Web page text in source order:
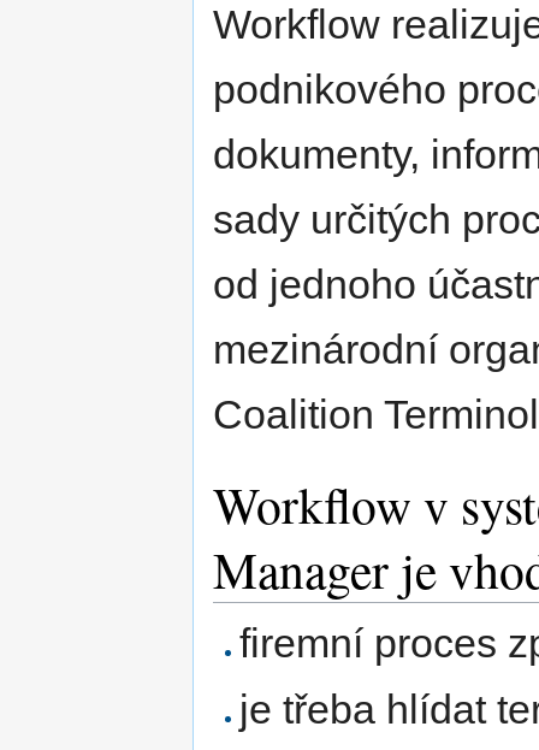
Workflow
podnikového
dokumenty,
sady určitých
od jednoho
mezinárodní
Coalition
Workflow v
Manager je
firemní proces
je třeba hlídat